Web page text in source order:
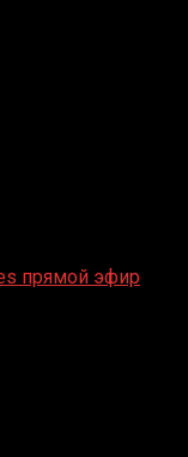
прямой эфир